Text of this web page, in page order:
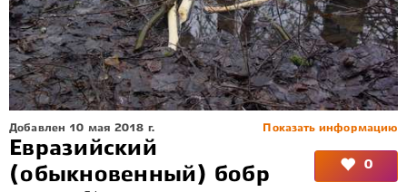
Показать информацию
Добавлен 10 мая 2018 г.
Евразийский
(обыкновенный) бобр
0